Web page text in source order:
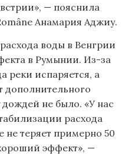
— пояснила
Анамария Аджиу.
воды в Венгрии
в Румынии. Из-за
реки испаряется, а
дополнительного
не было. «У нас
расхода
не теряет примерно 50
эффект», —